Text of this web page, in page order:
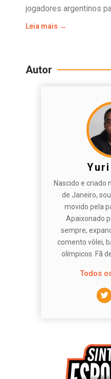
jogadores argentinos
Leia mais →
Autor
Nascido e criado
de Janeiro,
movido pela
Apaixonado
sempre,
comento vôlei,
olímpicos. Fã
Todos